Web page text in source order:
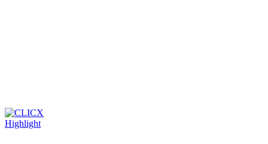
Highlight